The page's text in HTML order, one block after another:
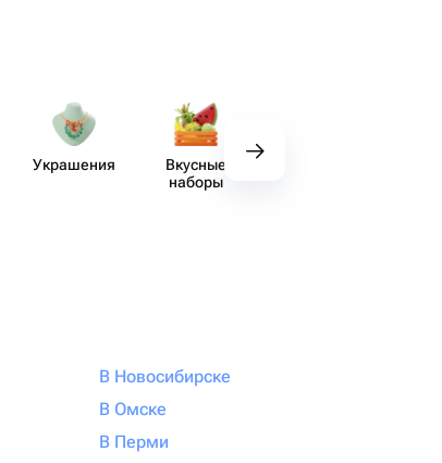
Украшения
Вкусные
наборы
В Новосибирске
В Омске
В Перми